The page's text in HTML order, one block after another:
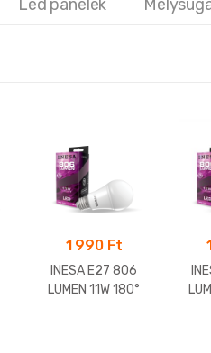
Led panelek
1 990 Ft
INESA E27 806
LUMEN 11W 180°